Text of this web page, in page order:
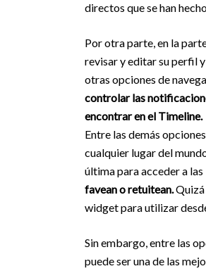
directos que se han
Por otra parte, en la
revisar y editar su perfil
otras opciones de
controlar las
encontrar en el Timeline.
Entre las demás
cualquier lugar del
última para acceder a las
favean o retuitean.Quizá
widget para utilizar
Sin embargo, entre las
puede ser una de las